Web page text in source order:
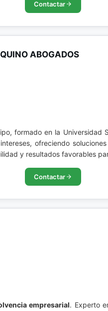
Contactar
ABOGADOS
formado en la Universidad
ofreciendo
y resultados favorables
Contactar
empresarial. Experto